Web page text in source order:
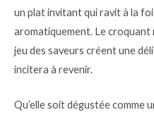
un plat invitant qui ravit à la
aromatiquement. Le croquant
jeu des saveurs créent une
incitera à revenir.
Qu’elle soit dégustée comme